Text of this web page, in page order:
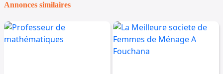
Annonces similaires